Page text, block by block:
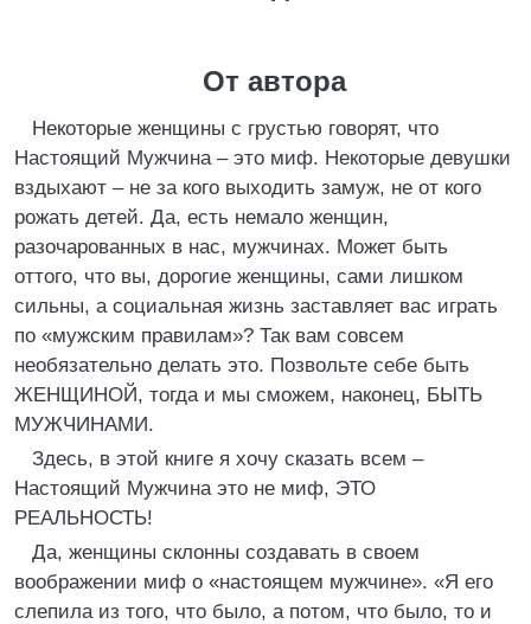
От автора
Некоторые женщины с грустью говорят, что
Настоящий Мужчина – это миф. Некоторые девушки
вздыхают – не за кого выходить замуж, не от кого
рожать детей. Да, есть немало женщин,
разочарованных в нас, мужчинах. Может быть
оттого, что вы, дорогие женщины, сами лишком
сильны, а социальная жизнь заставляет вас играть
по «мужским правилам»? Так вам совсем
необязательно делать это. Позвольте себе быть
ЖЕНЩИНОЙ, тогда и мы сможем, наконец, БЫТЬ
МУЖЧИНАМИ.
Здесь, в этой книге я хочу сказать всем –
Настоящий Мужчина это не миф, ЭТО
РЕАЛЬНОСТЬ!
Да, женщины склонны создавать в своем
воображении миф о «настоящем мужчине». «Я его
слепила из того, что было, а потом, что было, то и